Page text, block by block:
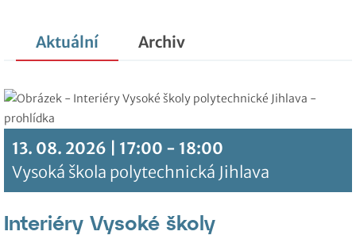
Aktuální Archiv
13. 08. 2026 | 17:00 - 18:00
Vysoká škola polytechnická Jihlava
Interiéry Vysoké školy